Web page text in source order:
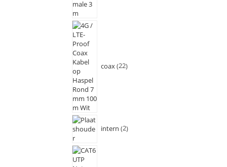
coax 22
intern 2